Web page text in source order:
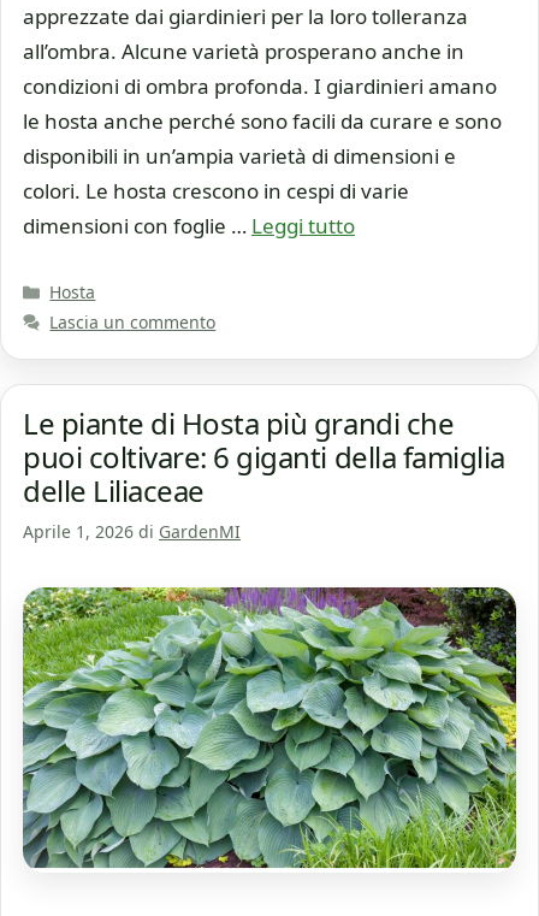
apprezzate dai giardinieri per la loro tolleranza
all’ombra. Alcune varietà prosperano anche in
condizioni di ombra profonda. I giardinieri amano
le hosta anche perché sono facili da curare e sono
disponibili in un’ampia varietà di dimensioni e
colori. Le hosta crescono in cespi di varie
dimensioni con foglie … Leggi tutto
Categorie
Hosta
Lascia un commento
Le piante di Hosta più grandi che
puoi coltivare: 6 giganti della famiglia
delle Liliaceae
Aprile 1, 2026 di GardenMI